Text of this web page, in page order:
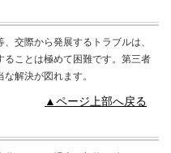
交際から発展するトラブルは、
ことは極めて困難です。第三者
解決が図れます。
▲ページ上部へ戻る